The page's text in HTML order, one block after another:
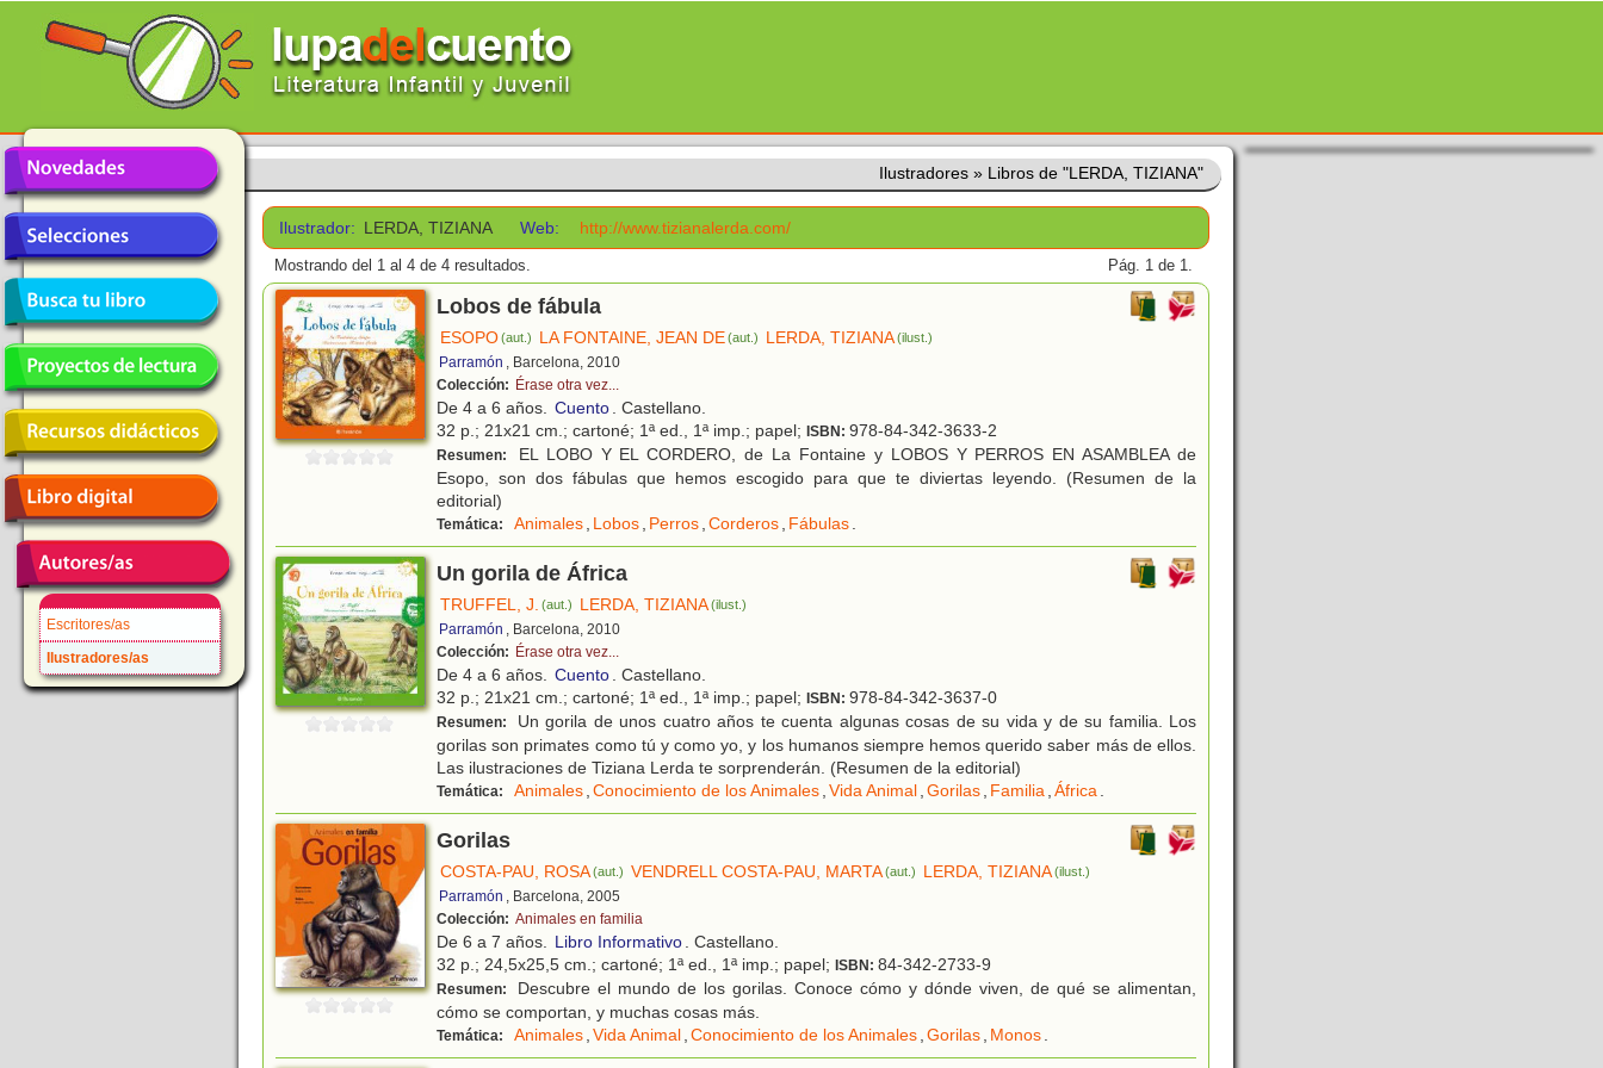
Escritores/as
Ilustradores/as
Ilustradores » Libros de "LERDA, TIZIANA"
Ilustrador: LERDA, TIZIANA Web: http://www.tizianalerda.com/
Mostrando del 1 al 4 de 4 resultados. Pág. 1 de 1.
Lobos de fábula
ESOPO(aut.) LA FONTAINE, JEAN DE(aut.) LERDA, TIZIANA(ilust.)
Parramón , Barcelona, 2010
Colección: Érase otra vez...
De 4 a 6 años. Cuento. Castellano.
32 p.; 21x21 cm.; cartoné; 1ª ed., 1ª imp.; papel; ISBN: 978-84-342-3633-2
Resumen:
EL LOBO Y EL CORDERO, de La Fontaine y LOBOS Y PERROS EN ASAMBLEA de
Esopo, son dos fábulas que hemos escogido para que te diviertas leyendo. (Resumen de la
editorial)
Temática: Animales, Lobos, Perros,Corderos, Fábulas.
Un gorila de África
TRUFFEL, J. (aut.) LERDA, TIZIANA(ilust.)
Parramón , Barcelona, 2010
Colección: Érase otra vez...
De 4 a 6 años. Cuento. Castellano.
32 p.; 21x21 cm.; cartoné; 1ª ed., 1ª imp.; papel; ISBN: 978-84-342-3637-0
Resumen:
Un gorila de unos cuatro años te cuenta algunas cosas de su vida y de su familia. Los
gorilas son primates como tú y como yo, y los humanos siempre hemos querido saber más de ellos.
Las ilustraciones de Tiziana Lerda te sorprenderán. (Resumen de la editorial)
Temática: Animales,Conocimiento de los Animales,Vida Animal,Gorilas, Familia,África.
Gorilas
COSTA-PAU, ROSA(aut.) VENDRELL COSTA-PAU, MARTA(aut.) LERDA, TIZIANA(ilust.)
Parramón , Barcelona, 2005
Colección: Animales en familia
De 6 a 7 años. Libro Informativo. Castellano.
32 p.; 24,5x25,5 cm.; cartoné; 1ª ed., 1ª imp.; papel; ISBN: 84-342-2733-9
Resumen:
Descubre el mundo de los gorilas. Conoce cómo y dónde viven, de qué se alimentan,
cómo se comportan, y muchas cosas más.
Temática: Animales,Vida Animal,Conocimiento de los Animales,Gorilas, Monos.